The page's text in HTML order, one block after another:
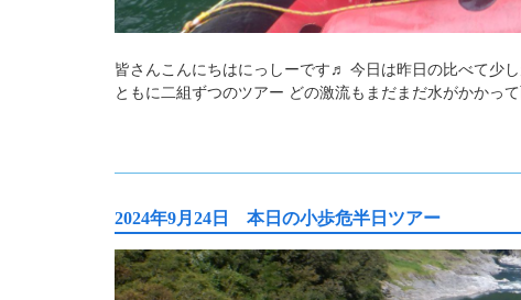
皆さんこんにちはにっしーです♬ 今日は昨日の比べて少
ともに二組ずつのツアー どの激流もまだまだ水がかかっ
2024年9月24日 本日の小歩危半日ツアー